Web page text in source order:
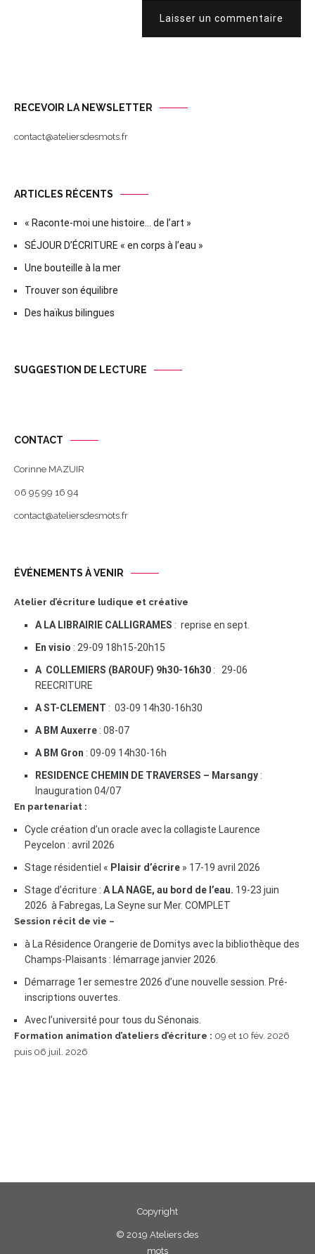
Laisser un commentaire
RECEVOIR LA NEWSLETTER
contact@ateliersdesmots.fr
ARTICLES RÉCENTS
« Raconte-moi une histoire… de l’art »
SÉJOUR D’ÉCRITURE « en corps à l’eau »
Une bouteille à la mer
Trouver son équilibre
Des haïkus bilingues
SUGGESTION DE LECTURE
CONTACT
Corinne MAZUIR
06 95 99 16 94
contact@ateliersdesmots.fr
ÉVÉNEMENTS À VENIR
Atelier d’écriture ludique et créative
A LA LIBRAIRIE CALLIGRAMES : reprise en sept.
En visio : 29-09 18h15-20h15
A COLLEMIERS (BAROUF) 9h30-16h30 : 29-06
REECRITURE
A ST-CLEMENT : 03-09 14h30-16h30
A BM Auxerre : 08-07
A BM Gron : 09-09 14h30-16h
RESIDENCE CHEMIN DE TRAVERSES – Marsangy :
Inauguration 04/07
En partenariat :
Cycle création d’un oracle avec la collagiste Laurence
Peycelon : avril 2026
Stage résidentiel « Plaisir d’écrire » 17-19 avril 2026
Stage d’écriture : A LA NAGE, au bord de l’eau. 19-23 juin
2026 à Fabregas, La Seyne sur Mer. COMPLET
Session récit de vie –
à La Résidence Orangerie de Domitys avec la bibliothèque des
Champs-Plaisants : lémarrage janvier 2026.
Démarrage 1er semestre 2026 d’une nouvelle session. Pré-
inscriptions ouvertes.
Avec l’université pour tous du Sénonais.
Formation animation d’ateliers d’écriture : 09 et 10 fév. 2026
puis 06 juil. 2026
Copyright
© 2019 Ateliers des
mots